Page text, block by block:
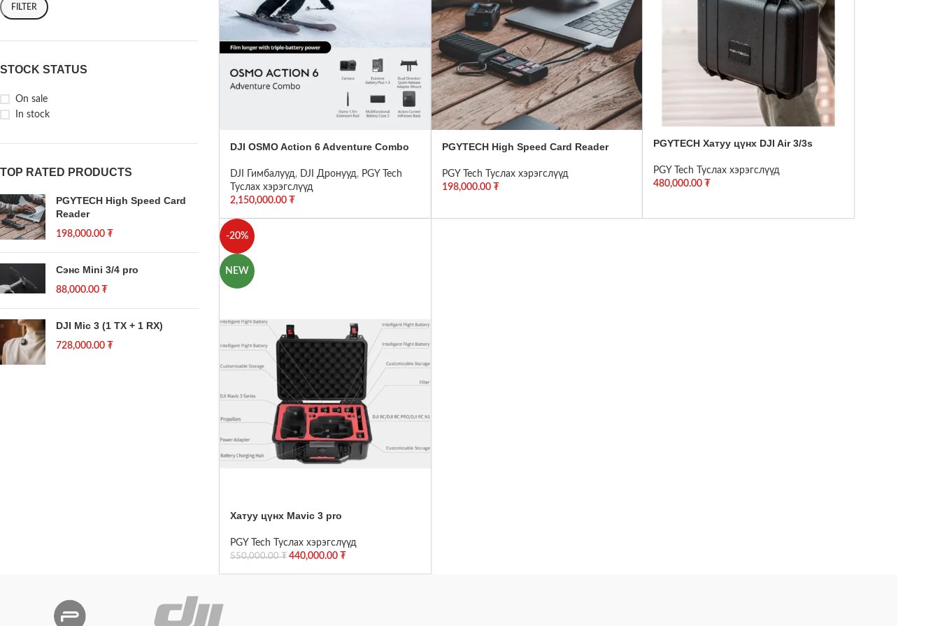
FILTER
STOCK STATUS
On sale
In stock
TOP RATED PRODUCTS
PGYTECH High Speed Card
Reader
198,000.00 ₮
Сэнс Mini 3/4 pro
88,000.00 ₮
DJI Mic 3 (1 TX + 1 RX)
728,000.00 ₮
DJI OSMO Action 6 Adventure Combo
DJI Гимбалууд, DJI Дронууд, PGY Tech
Туслах хэрэгслүүд
2,150,000.00 ₮
PGYTECH High Speed Card Reader
PGY Tech Туслах хэрэгслүүд
198,000.00 ₮
PGYTECH Хатуу цүнх DJI Air 3/3s
PGY Tech Туслах хэрэгслүүд
480,000.00 ₮
-20%
NEW
Хатуу цүнх Mavic 3 pro
PGY Tech Туслах хэрэгслүүд
550,000.00₮ 440,000.00 ₮